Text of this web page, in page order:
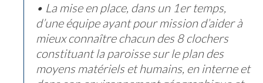
• La mise en place, dans un 1er temps,
d’une équipe ayant pour mission d’aider à
mieux connaître chacun des 8 clochers
constituant la paroisse sur le plan des
moyens matériels et humains, en interne et